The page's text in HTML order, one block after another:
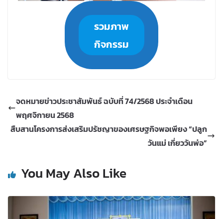
รวมภาพ
กิจกรรม
จดหมายข่าวประชาสัมพันธ์ ฉบับที่ 74/2568 ประจำเดือน
พฤศจิกายน 2568
สืบสานโครงการส่งเสริมปรัชญาของเศรษฐกิจพอเพียง “ปลูก
วันแม่ เกี่ยววันพ่อ”
You May Also Like